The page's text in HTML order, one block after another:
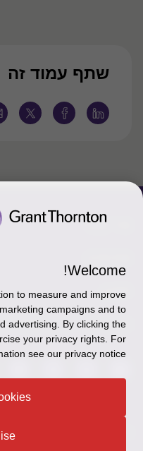
שתף עמוד זה
צור קשר
כניסה לעובדים - דוא"ל
כניסה לעובדים - דוחות
אודותינו
זיכרון והנצחה
תקנון
מדיניות הפרטיות
Disclaimer
Ethics Hotline
עקבו אחרינו ברשתות
Welcome!
to measure and improve
campaigns and to
advertising. By clicking the
your privacy rights. For
see our privacy notice